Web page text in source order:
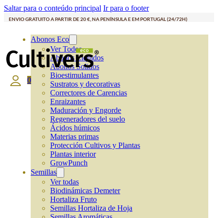
Saltar para o conteúdo principal Ir para o footer
ENVIO GRATUITO A PARTIR DE 20 €, NA PENÍNSULA E EM PORTUGAL (24/72H)
Abonos Eco
Ver Todos
Abonos Líquidos
Abonos Solidos
Bioestimulantes
Sustratos y decorativas
Correctores de Carencias
Enraizantes
Maduración y Engorde
Regeneradores del suelo
Ácidos húmicos
Materias primas
Protección Cultivos y Plantas
Plantas interior
GrowPunch
Semillas
Ver todas
Biodinámicas Demeter
Hortaliza Fruto
Semillas Hortaliza de Hoja
0